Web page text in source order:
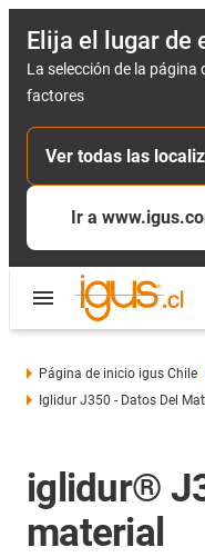
Elija el lugar de
La selección de la
factores
Ver todas las
Ir a
Página de inicio igus Chile
Iglidur J350 - Datos Del
iglidur®
material